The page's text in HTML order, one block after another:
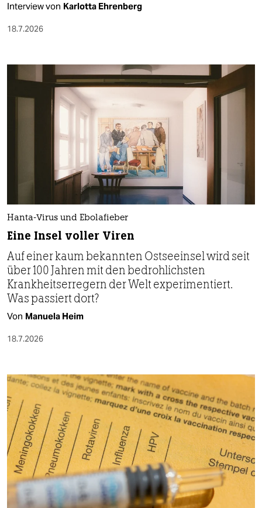
Interview von Karlotta Ehrenberg
18.7.2026
Hanta-Virus und Ebolafieber
Eine Insel voller Viren
Auf einer kaum bekannten Ostseeinsel wird seit
über 100 Jahren mit den bedrohlichsten
Krankheitserregern der Welt experimentiert.
Was passiert dort?
Von Manuela Heim
18.7.2026